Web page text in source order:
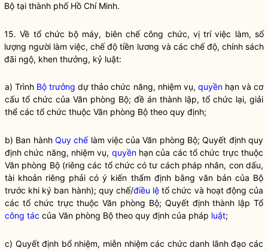
Bộ tại thành phố Hồ Chí Minh.
15. Về tổ chức bộ máy, biên chế công chức, vị trí việc làm, số
lượng người làm việc, chế độ tiền lương và các chế độ, chính sách
đãi ngộ, khen thưởng, kỷ luật:
a) Trình Bộ trưởng dự thảo chức năng, nhiệm vụ, quyềnhạn và cơ
cấu tổ chức của Văn phòng Bộ; đề án thành lập, tổ chức lại, giải
thể các tổ chức thuộc Văn phòng Bộ theo quy định;
b) Ban hành Quy chếlàm việc của Văn phòng Bộ; Quyết định quy
định chức năng, nhiệm vụ, quyềnhạn của các tổ chức trực thuộc
Văn phòng Bộ (riêng các tổ chức có tư cách pháp nhân, con dấu,
tài khoản riêng phải có ý kiến thẩm định bằng văn bản của Bộ
trước khi ký ban hành); quy chế/điều lệ tổ chức và hoạt động của
các tổ chức trực thuộc Văn phòng Bộ; Quyết định thành lập Tổ
công tác của Văn phòng Bộ theo quy định của pháp luật;
c) Quyết định bổ nhiệm, miễn nhiệm các chức danh lãnh đạo các